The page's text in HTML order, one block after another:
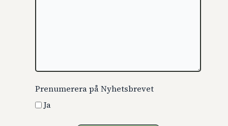
Prenumerera på Nyhetsbrevet
Ja